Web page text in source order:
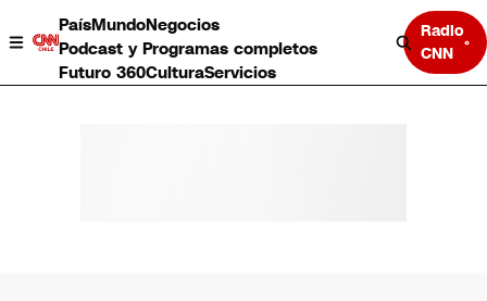
PaísMundoNegocios
Podcast y Programas completos
Futuro 360CulturaServicios
Radio
CNN